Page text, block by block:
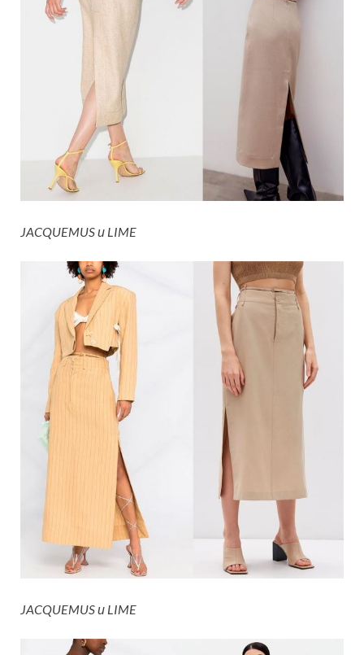
JACQUEMUS и LIME
JACQUEMUS и LIME